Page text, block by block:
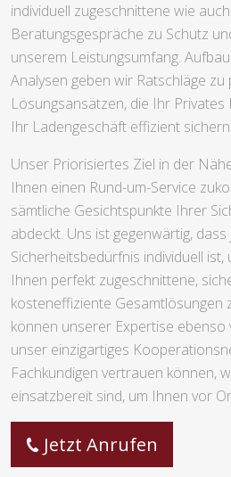
individuell zugeschnittene wie
Beratungsgespräche zu Schutz
unserem Leistungsumfang.
Analysen geben wir Ratschläge
Lösungsansätzen, die Ihr
Ihr Ladengeschäft effizient sichern.
Unser Priorisiertes Ziel in der
Ihnen einen Rund-um-Service
sämtliche Gesichtspunkte Ihrer
abdeckt. Uns ist gegenwärtig, dass
Sicherheitsbedürfnis individuell
Ihnen perfekt zugeschnittene,
kosteneffiziente Gesamtlösungen
können unserer Expertise ebenso
unser einzigartiges
Fachkundigen vertrauen können,
einsatzbereit sind, um Ihnen vor
Jetzt Anrufen